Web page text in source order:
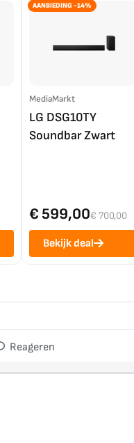
AANBIEDING -14%
MediaMarkt
LG DSG10TY
Soundbar Zwart
€ 599,00€ 700,00
Bekijk deal
Reageren